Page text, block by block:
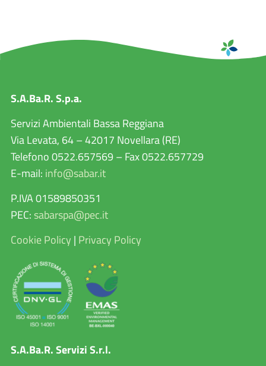
S.A.Ba.R. S.p.a.
Servizi Ambientali Bassa Reggiana
Via Levata, 64 – 42017 Novellara (RE)
Telefono 0522.657569 – Fax 0522.657729
E-mail: info@sabar.it
P.IVA 01589850351
PEC: sabarspa@pec.it
Cookie Policy | Privacy Policy
S.A.Ba.R. Servizi S.r.l.